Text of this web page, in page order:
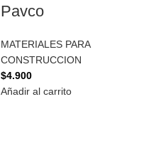
Pavco
MATERIALES PARA
CONSTRUCCION
$4.900
Añadir al carrito